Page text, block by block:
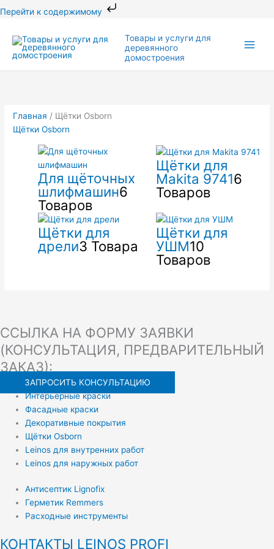
Перейти к содержимому
Товары и услуги для
деревянного
домостроения
Главная / Щётки Osborn
Щётки Osborn
Для щёточных
шлифмашин6
Товаров
Щётки для
Makita 97416
Товаров
Щётки для
дрели3 Товара
Щётки для
УШМ10
Товаров
ССЫЛКА НА ФОРМУ ЗАЯВКИ
(КОНСУЛЬТАЦИЯ, ПРЕДВАРИТЕЛЬНЫЙ
ЗАКАЗ):
ЗАПРОСИТЬ КОНСУЛЬТАЦИЮ
Интерьерные краски
Фасадные краски
Декоративные покрытия
Щётки Osborn
Leinos для внутренних работ
Leinos для наружных работ
Антисептик Lignofix
Герметик Remmers
Расходные инструменты
КОНТАКТЫ LEINOS PROFI